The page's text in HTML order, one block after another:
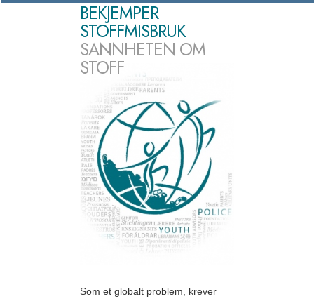
BEKJEMPER
STOFFMISBRUK
SANNHETEN OM
STOFF
Som et globalt problem, krever